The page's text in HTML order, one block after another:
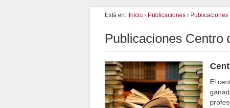
Está en: Inicio › Publicaciones › Publicaciones
Publicaciones Centro
El